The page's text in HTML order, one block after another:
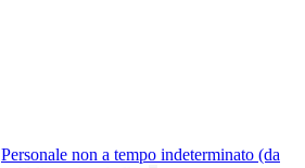
Personale non a tempo indeterminato (da